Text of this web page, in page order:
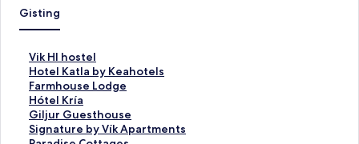
Gisting
Vik HI hostel
H
l
e
k
k
u
Hotel Katla by Keahotels
H
l
e
k
k
Farmhouse Lodge
H
l
e
k
Hótel Kría
H
l
e
Giljur Guesthouse
H
lSignature by Vík Apartments
H